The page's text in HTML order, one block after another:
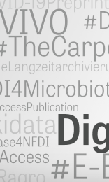
Data Science and
BibLabs
Wissensmanagement
PROJEKTE